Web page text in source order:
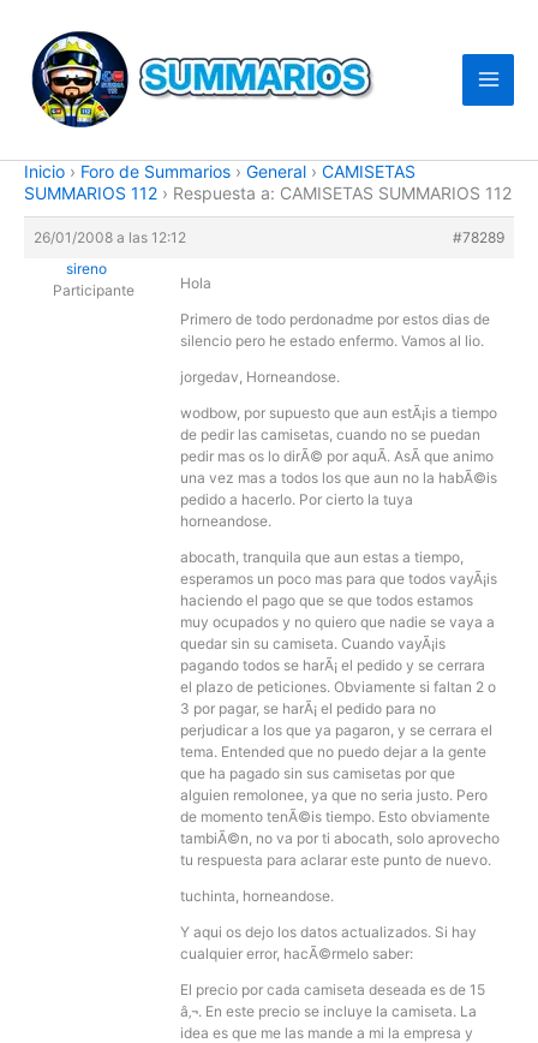
contenido
Inicio › Foro de Summarios › General › CAMISETAS
SUMMARIOS 112 › Respuesta a: CAMISETAS SUMMARIOS 112
26/01/2008 a las 12:12
#78289
sireno
Participante
Hola
Primero de todo perdonadme por estos dias de
silencio pero he estado enfermo. Vamos al lio.
jorgedav, Horneandose.
wodbow, por supuesto que aun estÃ¡is a tiempo
de pedir las camisetas, cuando no se puedan
pedir mas os lo dirÃ© por aquÃ­. AsÃ­ que animo
una vez mas a todos los que aun no la habÃ©is
pedido a hacerlo. Por cierto la tuya
horneandose.
abocath, tranquila que aun estas a tiempo,
esperamos un poco mas para que todos vayÃ¡is
haciendo el pago que se que todos estamos
muy ocupados y no quiero que nadie se vaya a
quedar sin su camiseta. Cuando vayÃ¡is
pagando todos se harÃ¡ el pedido y se cerrara
el plazo de peticiones. Obviamente si faltan 2 o
3 por pagar, se harÃ¡ el pedido para no
perjudicar a los que ya pagaron, y se cerrara el
tema. Entended que no puedo dejar a la gente
que ha pagado sin sus camisetas por que
alguien remolonee, ya que no seria justo. Pero
de momento tenÃ©is tiempo. Esto obviamente
tambiÃ©n, no va por ti abocath, solo aprovecho
tu respuesta para aclarar este punto de nuevo.
tuchinta, horneandose.
Y aqui os dejo los datos actualizados. Si hay
cualquier error, hacÃ©rmelo saber:
El precio por cada camiseta deseada es de 15
â‚¬. En este precio se incluye la camiseta. La
idea es que me las mande a mi la empresa y